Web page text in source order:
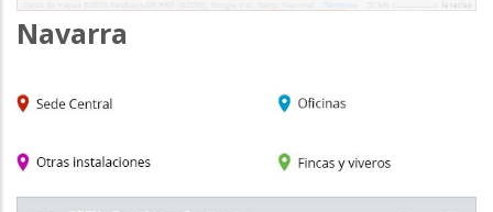
Navarra